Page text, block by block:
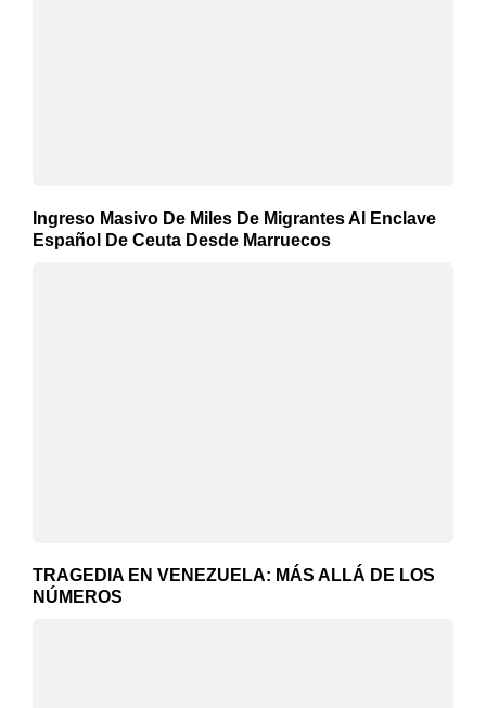
Ingreso Masivo De Miles De Migrantes Al Enclave
Español De Ceuta Desde Marruecos
TRAGEDIA EN VENEZUELA: MÁS ALLÁ DE LOS
NÚMEROS